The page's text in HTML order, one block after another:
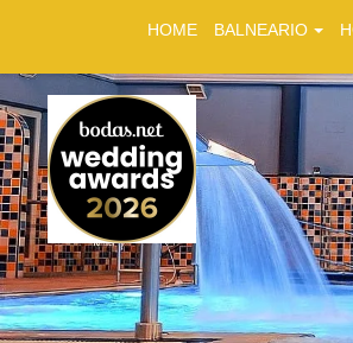
HOME BALNEARIO